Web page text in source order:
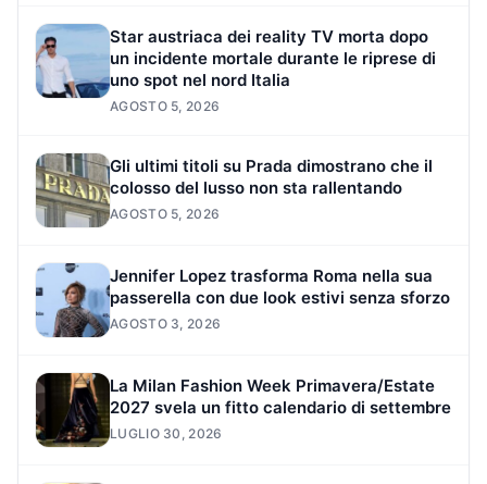
Star austriaca dei reality TV morta dopo
un incidente mortale durante le riprese di
uno spot nel nord Italia
AGOSTO 5, 2026
Gli ultimi titoli su Prada dimostrano che il
colosso del lusso non sta rallentando
AGOSTO 5, 2026
Jennifer Lopez trasforma Roma nella sua
passerella con due look estivi senza sforzo
AGOSTO 3, 2026
La Milan Fashion Week Primavera/Estate
2027 svela un fitto calendario di settembre
LUGLIO 30, 2026